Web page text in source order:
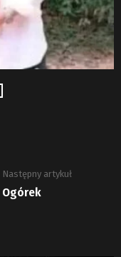
Następny artykuł
Ogórek